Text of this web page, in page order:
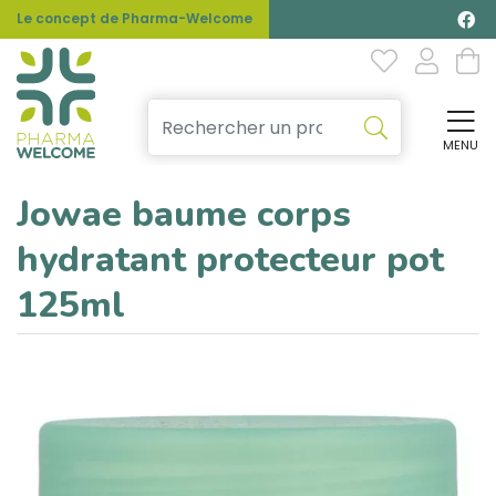
Le concept de Pharma-Welcome
MENU
Jowae baume corps
hydratant protecteur pot
125ml